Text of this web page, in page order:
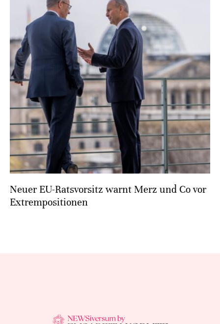
Neuer EU-Ratsvorsitz warnt Merz und Co vor
Extrempositionen